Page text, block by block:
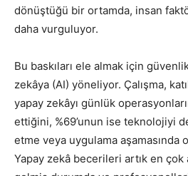
dönüştüğü bir ortamda, insan
daha vurguluyor.
Bu baskıları ele almak için
zekâya (AI) yöneliyor. Çalışma,
yapay zekâyı günlük
ettiğini, %69’unun ise teknolojiyi
etme veya uygulama aşamasında
Yapay zekâ becerileri artık en